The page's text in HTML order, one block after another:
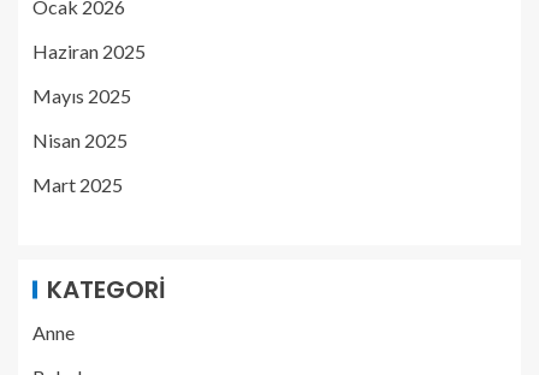
Ocak 2026
Haziran 2025
Mayıs 2025
Nisan 2025
Mart 2025
KATEGORI
Anne